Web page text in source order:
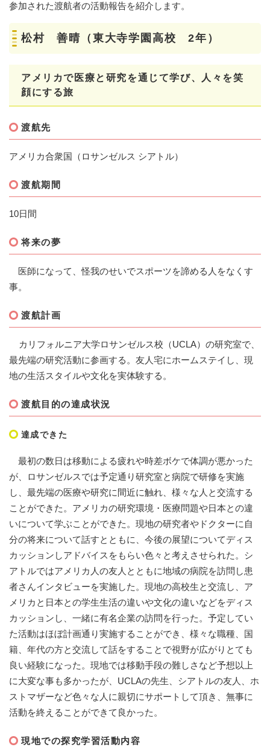
参加された渡航者の活動報告を紹介します。
松村 善晴（東大寺学園高校 2年）
アメリカで医療と研究を通じて学び、人々を笑
顔にする旅
渡航先
アメリカ合衆国（ロサンゼルス シアトル）
渡航期間
10日間
将来の夢
医師になって、怪我のせいでスポーツを諦める人をなくす
事。
渡航計画
カリフォルニア大学ロサンゼルス校（UCLA）の研究室で、
最先端の研究活動に参画する。友人宅にホームステイし、現
地の生活スタイルや文化を実体験する。
渡航目的の達成状況
達成できた
​ 最初の数日は移動による疲れや時差ボケで体調が悪かった
が、ロサンゼルスでは予定通り研究室と病院で研修を実施
し、最先端の医療や研究に間近に触れ、様々な人と交流する
ことができた。アメリカの研究環境・医療問題や日本との違
いについて学ぶことができた。現地の研究者やドクターに自
分の将来について話すとともに、今後の展望についてディス
カッションしアドバイスをもらい色々と考えさせられた。シ
アトルではアメリカ人の友人とともに地域の病院を訪問し患
者さんインタビューを実施した。現地の高校生と交流し、ア
メリカと日本との学生生活の違いや文化の違いなどをディス
カッションし、一緒に有名企業の訪問を行った。予定してい
た活動はほぼ計画通り実施することができ、様々な職種、国
籍、年代の方と交流して話をすることで視野が広がりとても
良い経験になった。現地では移動手段の難しさなど予想以上
に大変な事も多かったが、UCLAの先生、シアトルの友人、ホ
ストマザーなど色々な人に親切にサポートして頂き、無事に
活動を終えることができて良かった。
現地での探究学習活動内容